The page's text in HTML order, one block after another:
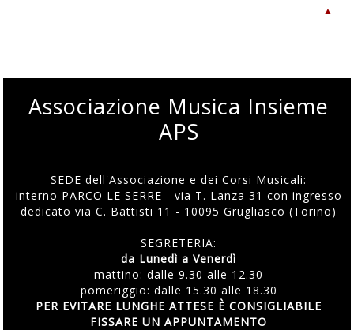
▲
Associazione Musica Insieme
APS
SEDE dell'Associazione e dei Corsi Musicali:
interno PARCO LE SERRE - via T. Lanza 31 con ingresso
dedicato via C. Battisti 11 - 10095 Grugliasco (Torino)
SEGRETERIA:
da Lunedì a Venerdì
mattino: dalle 9.30 alle 12.30
pomeriggio: dalle 15.30 alle 18.30
PER EVITARE LUNGHE ATTESE È CONSIGLIABILE
FISSARE UN APPUNTAMENTO